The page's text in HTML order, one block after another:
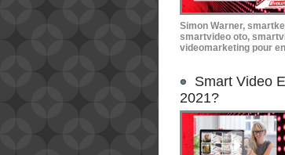
Simon Warner,
smartvideo oto,
videomarketing pour
Smart Video
2021?